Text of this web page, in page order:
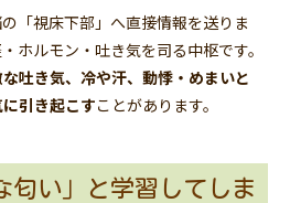
「視床下部」へ直接情報を送りま
ホルモン・吐き気を司る中枢です。
吐き気、冷や汗、動悸・めまいと
引き起こすことがあります。
い」と学習してしま